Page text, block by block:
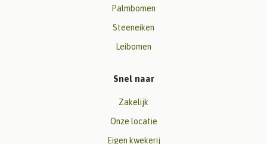
Palmbomen
Steeneiken
Leibomen
Snel naar
Zakelijk
Onze locatie
Eigen kwekerij